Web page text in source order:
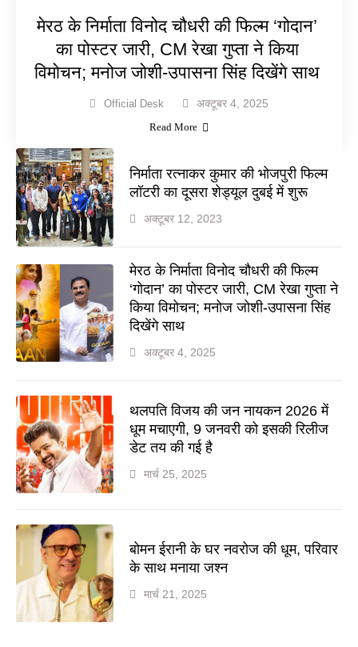
मेरठ के निर्माता विनोद चौधरी की फिल्म ‘गोदान’
का पोस्टर जारी, CM रेखा गुप्ता ने किया
विमोचन; मनोज जोशी-उपासना सिंह दिखेंगे साथ
Official Desk अक्टूबर 4, 2025
Read More
निर्माता रत्नाकर कुमार की भोजपुरी फिल्म
लॉटरी का दूसरा शेड्यूल दुबई में शुरू
अक्टूबर 12, 2023
मेरठ के निर्माता विनोद चौधरी की फिल्म
‘गोदान’ का पोस्टर जारी, CM रेखा गुप्ता ने
किया विमोचन; मनोज जोशी-उपासना सिंह
दिखेंगे साथ
अक्टूबर 4, 2025
थलपति विजय की जन नायकन 2026 में
धूम मचाएगी, 9 जनवरी को इसकी रिलीज
डेट तय की गई है
मार्च 25, 2025
बोमन ईरानी के घर नवरोज की धूम, परिवार
के साथ मनाया जश्न
मार्च 21, 2025